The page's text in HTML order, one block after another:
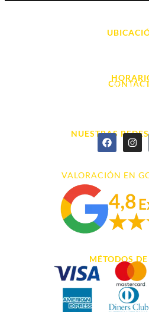
L. - S. 10:00h a
NUESTRAS
VALORACIÓN EN
MÉTODOS